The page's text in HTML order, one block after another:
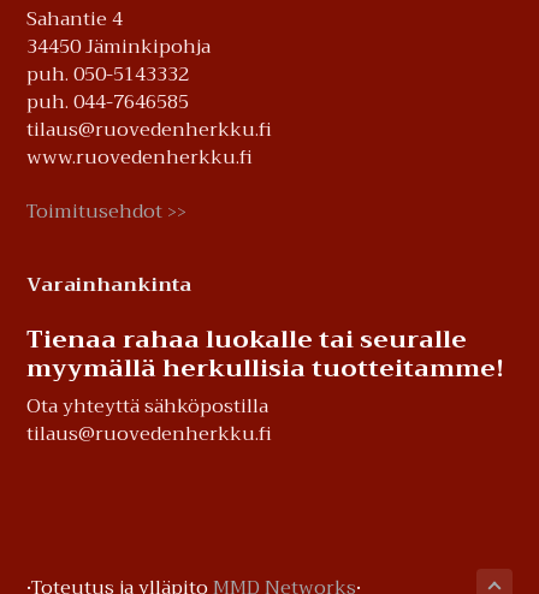
Sahantie 4
34450 Jäminkipohja
puh. 050-5143332
puh. 044-7646585
tilaus@ruovedenherkku.fi
www.ruovedenherkku.fi
Toimitusehdot >>
Varainhankinta
Tienaa rahaa luokalle tai seuralle
myymällä herkullisia tuotteitamme!
Ota yhteyttä sähköpostilla
tilaus@ruovedenherkku.fi